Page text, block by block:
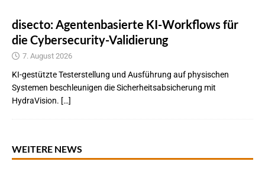
disecto: Agentenbasierte KI-Workflows für
die Cybersecurity-Validierung
7. August 2026
KI-gestützte Testerstellung und Ausführung auf physischen
Systemen beschleunigen die Sicherheitsabsicherung mit
HydraVision. […]
WEITERE NEWS